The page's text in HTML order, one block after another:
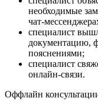
необходимые
чат-
специалист
документацию,
пояснениями;
специалист
онлайн-связи.
Оффлайн